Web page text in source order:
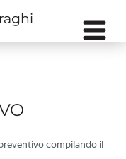
compilando il